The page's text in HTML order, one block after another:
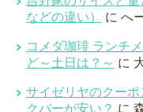
などの違い）
に へ
コメダ珈琲 ランチ
ど～土日は？～ に
サイゼリヤのクー
クバーが安い？ に